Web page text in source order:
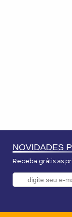
NOVIDADES
Receba grátis as